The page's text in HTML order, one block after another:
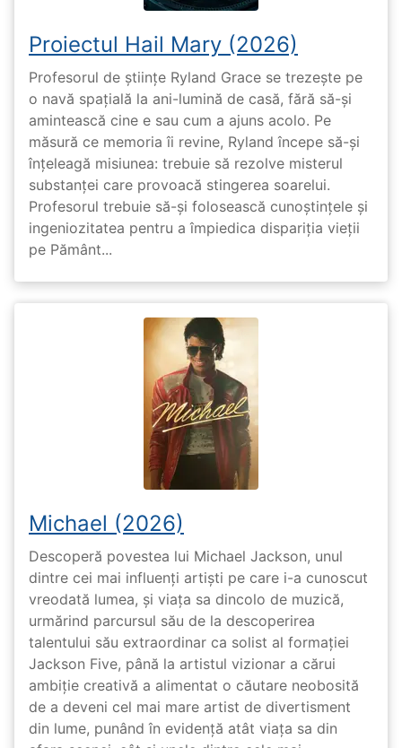
Proiectul Hail Mary (2026)
Profesorul de științe Ryland Grace se trezește pe
o navă spațială la ani-lumină de casă, fără să-și
amintească cine e sau cum a ajuns acolo. Pe
măsură ce memoria îi revine, Ryland începe să-și
înțeleagă misiunea: trebuie să rezolve misterul
substanței care provoacă stingerea soarelui.
Profesorul trebuie să-și folosească cunoștințele și
ingeniozitatea pentru a împiedica dispariția vieții
pe Pământ...
Michael (2026)
Descoperă povestea lui Michael Jackson, unul
dintre cei mai influenți artiști pe care i-a cunoscut
vreodată lumea, și viața sa dincolo de muzică,
urmărind parcursul său de la descoperirea
talentului său extraordinar ca solist al formației
Jackson Five, până la artistul vizionar a cărui
ambiție creativă a alimentat o căutare neobosită
de a deveni cel mai mare artist de divertisment
din lume, punând în evidență atât viața sa din